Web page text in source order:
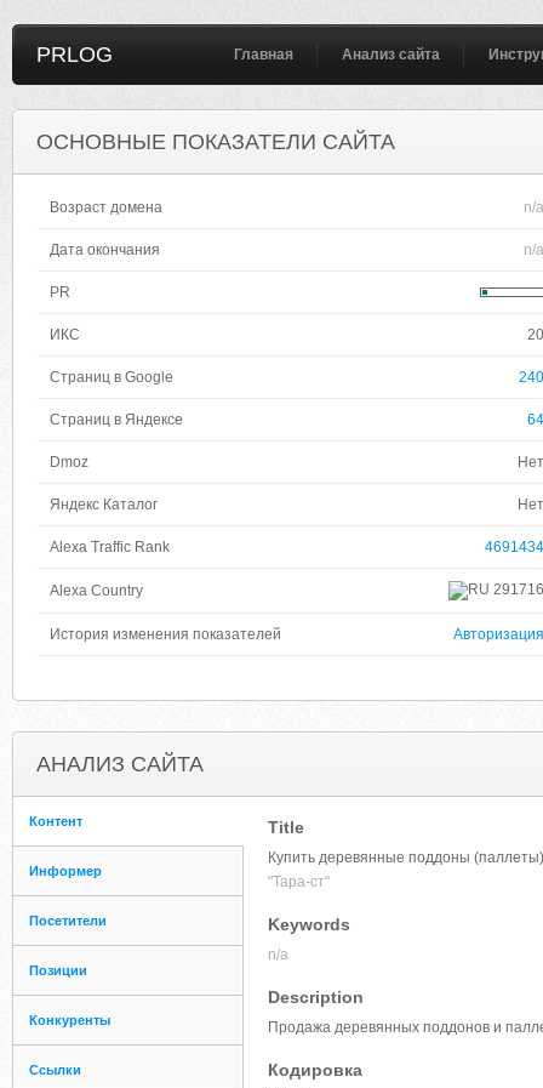
PRLOG Главная Анализ сайта
ОСНОВНЫЕ ПОКАЗАТЕЛИ САЙТА
Возраст домена n/a
Дата окончания n/a
PR
ИКС 20
Страниц в Google 240
Страниц в Яндексе 64
Dmoz Нет
Яндекс Каталог Нет
Alexa Traffic Rank 4691434
Alexa Country 291716
История изменения показателей Авторизация
АНАЛИЗ САЙТА
Контент
Информер
Посетители
Позиции
Конкуренты
Ссылки
Title
Купить деревянные поддоны
"Тара-ст"
Keywords
n/a
Description
Продажа деревянных поддонов и
Кодировка